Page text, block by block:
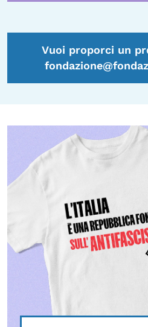
Vuoi proporci un